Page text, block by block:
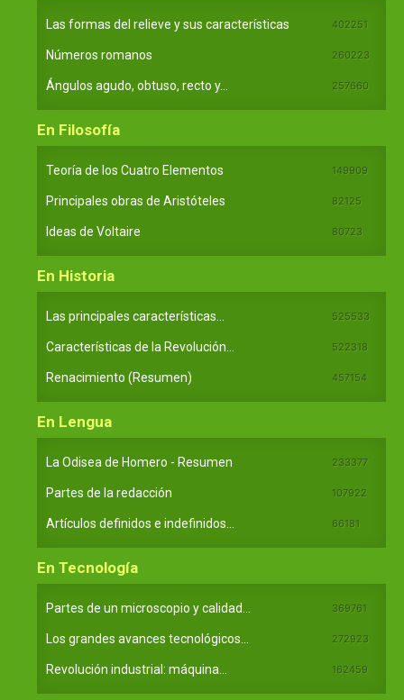
Las formas del relieve y sus características 402251
Números romanos 260223
Ángulos agudo, obtuso, recto y... 257660
En Filosofía
Teoría de los Cuatro Elementos 149909
Principales obras de Aristóteles 82125
Ideas de Voltaire 80723
En Historia
Las principales características... 525533
Características de la Revolución... 522318
Renacimiento (Resumen) 457154
En Lengua
La Odisea de Homero - Resumen 233377
Partes de la redacción 107922
Artículos definidos e indefinidos... 66181
En Tecnología
Partes de un microscopio y calidad... 369761
Los grandes avances tecnológicos... 272923
Revolución industrial: máquina... 162459